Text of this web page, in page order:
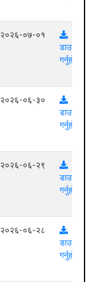
२०२६-०७-०१
डाउनलोड
गर्नुहोस्
२०२६-०६-३०
डाउनलोड
गर्नुहोस्
२०२६-०६-२९
डाउनलोड
गर्नुहोस्
२०२६-०६-२८
डाउनलोड
गर्नुहोस्